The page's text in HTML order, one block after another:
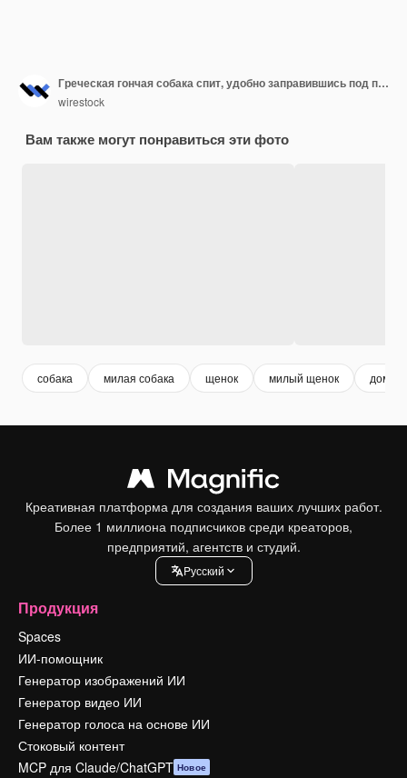
Греческая гончая собака спит, удобно заправившись под полотенце
wirestock
Вам также могут понравиться эти фото
собака милая собака щенок милый щенок
Креативная платформа для создания ваших лучших работ.
Более 1 миллиона подписчиков среди креаторов,
предприятий, агентств и студий.
Pусский
Продукция
Spaces
ИИ-помощник
Генератор изображений ИИ
Генератор видео ИИ
Генератор голоса на основе ИИ
Стоковый контент
MCP для Claude/ChatGPT Новое